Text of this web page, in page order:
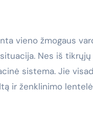
Nes iš tikrųjų
sistema. Jie
ir ženklinimo